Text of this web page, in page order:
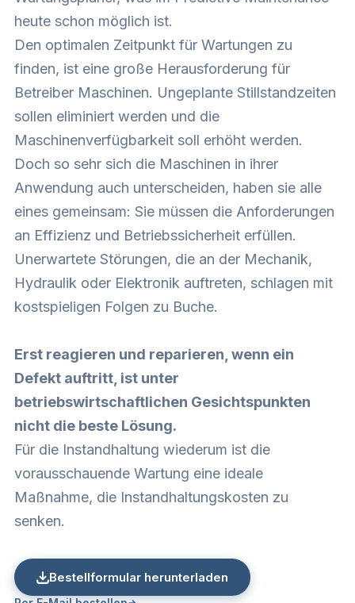
heute schon möglich ist.
Den optimalen Zeitpunkt für Wartungen zu
finden, ist eine große Herausforderung für
Betreiber Maschinen. Ungeplante Stillstandzeiten
sollen eliminiert werden und die
Maschinenverfügbarkeit soll erhöht werden.
Doch so sehr sich die Maschinen in ihrer
Anwendung auch unterscheiden, haben sie alle
eines gemeinsam: Sie müssen die Anforderungen
an Effizienz und Betriebssicherheit erfüllen.
Unerwartete Störungen, die an der Mechanik,
Hydraulik oder Elektronik auftreten, schlagen mit
kostspieligen Folgen zu Buche.
Erst reagieren und reparieren, wenn ein
Defekt auftritt, ist unter
betriebswirtschaftlichen Gesichtspunkten
nicht die beste Lösung.
Für die Instandhaltung wiederum ist die
vorausschauende Wartung eine ideale
Maßnahme, die Instandhaltungskosten zu
senken.
Bestellformular herunterladen